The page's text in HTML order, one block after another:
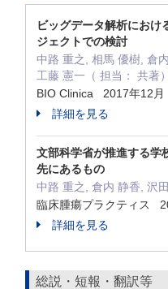
ビッグデータ解析にお
ジェクトでの検討
中路 重之, 相馬 優樹, 倉
工藤 憲一（ 担当： 共著）
BIO Clinica 2017年12月
詳細を見る
文部科学省が推進する
先にあるもの
中路 重之, 倉内 静香, 沢
臨床腫瘍プラクティス
詳細を見る
総説・短報・翻訳等